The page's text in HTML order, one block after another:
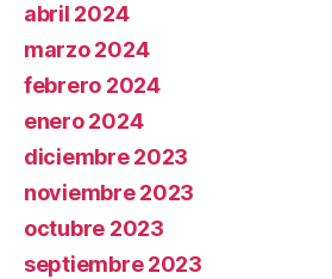
abril 2024
marzo 2024
febrero 2024
enero 2024
diciembre 2023
noviembre 2023
octubre 2023
septiembre 2023